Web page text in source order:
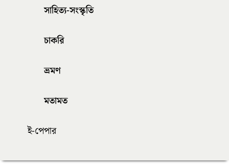
সাহিত্য-সংস্কৃতি
চাকরি
ভ্রমণ
মতামত
ই-পেপার